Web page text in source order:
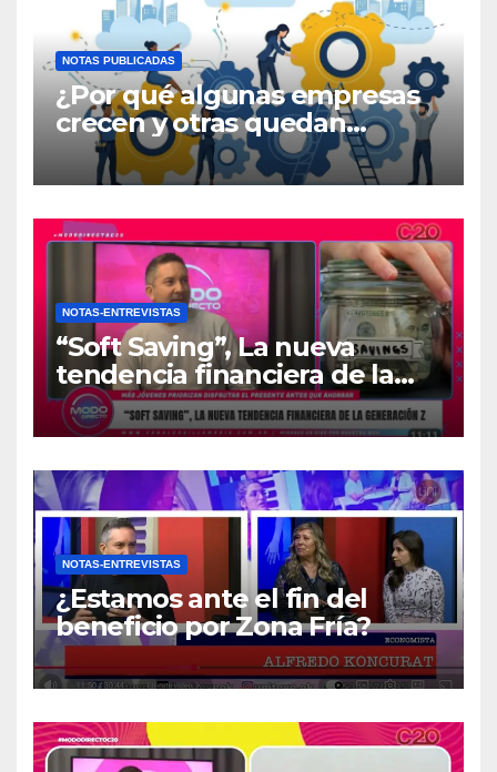
NOTAS PUBLICADAS
¿Por qué algunas empresas
crecen y otras quedan
atrapadas en el día a día?
NOTAS-ENTREVISTAS
“Soft Saving”, La nueva
tendencia financiera de la
generación Z
NOTAS-ENTREVISTAS
¿Estamos ante el fin del
beneficio por Zona Fría?